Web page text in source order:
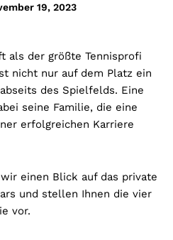
19, 2023
als der größte Tennisprofi
nicht nur auf dem Platz ein
des Spielfelds. Eine
seine Familie, die eine
erfolgreichen Karriere
einen Blick auf das private
und stellen Ihnen die vier
vor.